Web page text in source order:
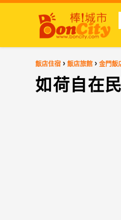
飯店住宿 › 飯店旅館 › 金門飯
如荷自在